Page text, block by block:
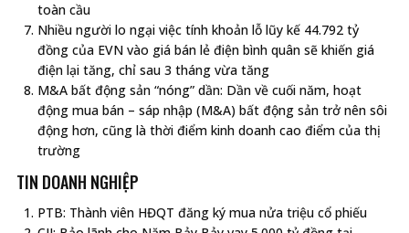
toàn cầu
Nhiều người lo ngại việc tính khoản lỗ lũy kế 44.792 tỷ
đồng của EVN vào giá bán lẻ điện bình quân sẽ khiến giá
điện lại tăng, chỉ sau 3 tháng vừa tăng
M&A bất động sản “nóng” dần: Dần về cuối năm, hoạt
động mua bán – sáp nhập (M&A) bất động sản trở nên sôi
động hơn, cũng là thời điểm kinh doanh cao điểm của thị
trường
TIN DOANH NGHIỆP
PTB: Thành viên HĐQT đăng ký mua nửa triệu cổ phiếu